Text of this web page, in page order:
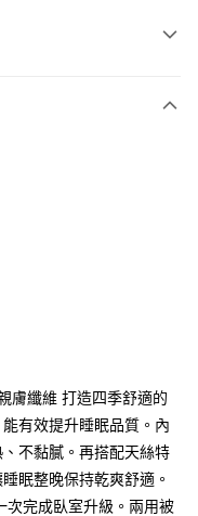
立即使用無須另外申請。
自動跳轉到大哥付的交易
款截止日，確認付款後即完
膚纖維 打造四季舒適的
有效提升睡眠品質。內
不黏膩。再搭配天絲特
眠整晚保持乾爽舒適。
次完成臥室升級。兩用被